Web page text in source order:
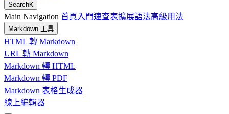
SearchK
Main Navigation 首頁 入門速查表擴展語法高級用法
Markdown 工具
HTML 轉 Markdown
URL 轉 Markdown
Markdown 轉 HTML
Markdown 轉 PDF
Markdown 表格生成器
線上編輯器